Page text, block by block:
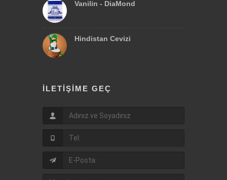
Vanilin - DiaMond
Hindistan Cevizi
İLETIŞIME GEÇ